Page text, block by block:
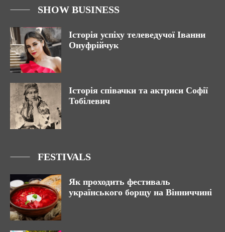
SHOW BUSINESS
Історія успіху телеведучої Іванни
Онуфрійчук
Історія співачки та актриси Софії
Тобілевич
FESTIVALS
Як проходить фестиваль
українського борщу на Вінниччині